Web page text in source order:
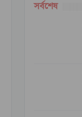
সর্বশেষ